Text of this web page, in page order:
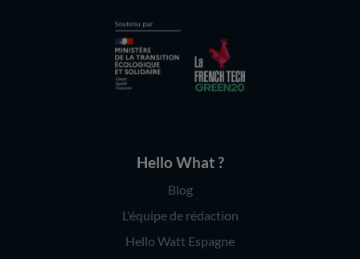
Hello What ?
Blog
L'équipe de rédaction
Hello Watt Espagne